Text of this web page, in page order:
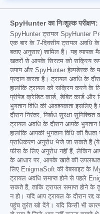
SpyHunter का निःशुल्क परीक्षण:
SpyHunter ट्रायल SpyHunter
एक बार के 7-दिवसीय ट्रायल अवधि के
बताए अनुसार) शामिल हैं। यह व्यापक
खतरों से आपके सिस्टम को सक्रिय रूप
उपाय और SpyHunter हेल्पडेस्क के
प्रदान करता है। ट्रायल अवधि के
हालांकि ट्रायल को सक्रिय करने के
प्रीपेड क्रेडिट कार्ड, डेबिट कार्ड
भुगतान विधि की आवश्यकता इसलिए
दौरान निरंतर, निर्बाध सुरक्षा
ट्रायल अवधि के दौरान आपके भुगतान
हालांकि आपकी भुगतान विधि की
प्राधिकरण अनुरोध भेजे जा सकते हैं (ये
फीस के लिए अनुरोध नहीं हैं, लेकिन
के आधार पर, आपके खाते की
लिए EnigmaSoft की वेबसाइट के
ट्रायल अवधि समाप्त होने से पहले
सकते हैं, ताकि ट्रायल समाप्त होने के
न हो। यदि आप ट्रायल के दौरान
पहुंच तुरंत खो देंगे। यदि किसी भी